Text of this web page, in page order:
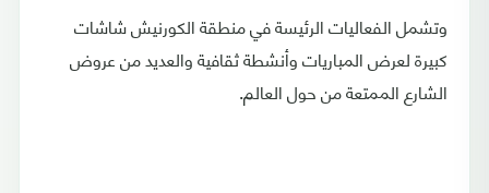
وتشمل الفعاليات الرئيسة في منطقة الكورنيش شاشات
كبيرة لعرض المباريات وأنشطة ثقافية والعديد من عروض
الشارع الممتعة من حول العالم.